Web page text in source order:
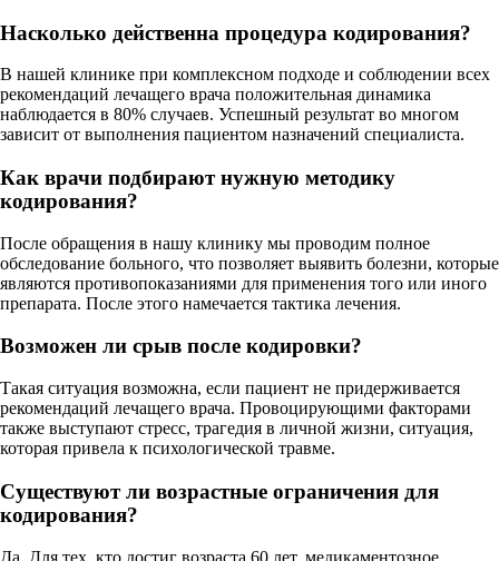
Насколько действенна процедура кодирования?
В нашей клинике при комплексном подходе и соблюдении всех
рекомендаций лечащего врача положительная динамика
наблюдается в 80% случаев. Успешный результат во многом
зависит от выполнения пациентом назначений специалиста.
Как врачи подбирают нужную методику
кодирования?
После обращения в нашу клинику мы проводим полное
обследование больного, что позволяет выявить болезни, которые
являются противопоказаниями для применения того или иного
препарата. После этого намечается тактика лечения.
Возможен ли срыв после кодировки?
Такая ситуация возможна, если пациент не придерживается
рекомендаций лечащего врача. Провоцирующими факторами
также выступают стресс, трагедия в личной жизни, ситуация,
которая привела к психологической травме.
Существуют ли возрастные ограничения для
кодирования?
Да. Для тех, кто достиг возраста 60 лет, медикаментозное